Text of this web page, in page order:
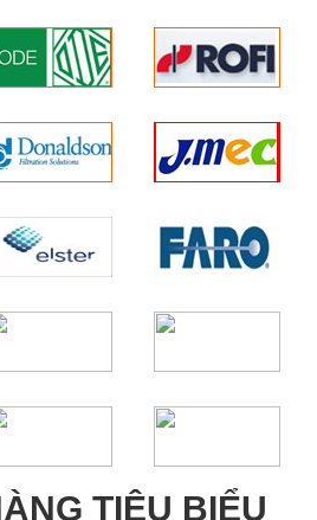
TIÊU BIỂU